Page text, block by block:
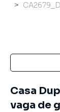
Casa
vaga de